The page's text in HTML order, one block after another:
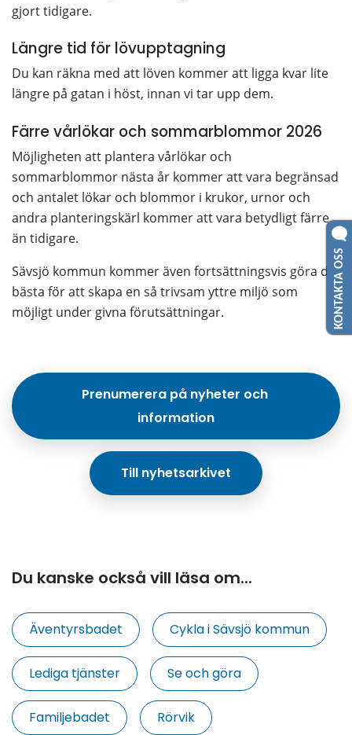
gjort tidigare.
Längre tid för lövupptagning
Du kan räkna med att löven kommer att ligga kvar lite
längre på gatan i höst, innan vi tar upp dem.
Färre vårlökar och sommarblommor 2026
Möjligheten att plantera vårlökar och
sommarblommor nästa år kommer att vara begränsad
och antalet lökar och blommor i krukor, urnor och
andra planteringskärl kommer att vara betydligt färre
än tidigare.
Sävsjö kommun kommer även fortsättningsvis göra det
bästa för att skapa en så trivsam yttre miljö som
möjligt under givna förutsättningar.
Prenumerera på nyheter och
information
Till nyhetsarkivet
Du kanske också vill läsa om...
Äventyrsbadet Cykla i Sävsjö kommun
Lediga tjänster Se och göra
Familjebadet Rörvik
KONTAKTA OSS